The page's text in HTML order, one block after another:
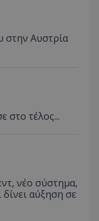
στην Αυστρία
στο τέλος...
νέο σύστημα,
αύξηση σε